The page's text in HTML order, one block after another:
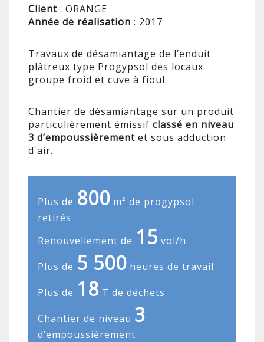
Client : ORANGE
Année de réalisation : 2017
Travaux de désamiantage de l’enduit
plâtreux type Progypsol des locaux
groupe froid et cuve à fioul.
Chantier de désamiantage sur un produit
particulièrement émissif classé en niveau
3 d’empoussièrement et sous adduction
d'air.
Plus de 800 m² de progypsol
retirés
Renouvellement de 15 vol/h
Plus de 5 500 heures de travail
Plus de 18 T de déchets
Chantier de niveau 3
d’empoussièrement